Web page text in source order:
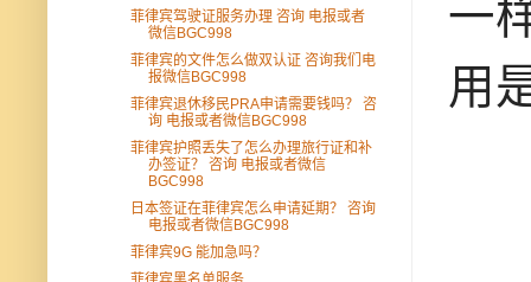
一
用
菲律宾驾驶证服务办理 咨询 电报或者
微信BGC998
菲律宾的文件怎么做双认证 咨询我们电
报微信BGC998
菲律宾退休移民PRA申请需要钱吗？ 咨
询 电报或者微信BGC998
菲律宾护照丢失了怎么办理旅行证和补
办签证？ 咨询 电报或者微信
BGC998
日本签证在菲律宾怎么申请延期？ 咨询
电报或者微信BGC998
菲律宾9G 能加急吗？